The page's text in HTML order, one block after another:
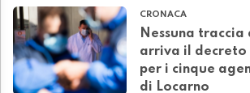
CRONACA
Nessuna
arriva il decreto
per i cinque
di Locarno